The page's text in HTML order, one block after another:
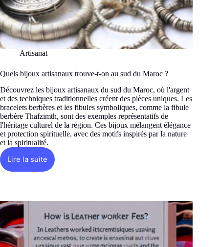
Artisanat
Quels bijoux artisanaux trouve-t-on au sud du Maroc ?
Découvrez les bijoux artisanaux du sud du Maroc, où l'argent
et des techniques traditionnelles créent des pièces uniques. Les
bracelets berbères et les fibules symboliques, comme la fibule
berbère Thafzimth, sont des exemples représentatifs de
l'héritage culturel de la région. Ces bijoux mélangent élégance
et protection spirituelle, avec des motifs inspirés par la nature
et la spiritualité.
Lire la suite
trouve-